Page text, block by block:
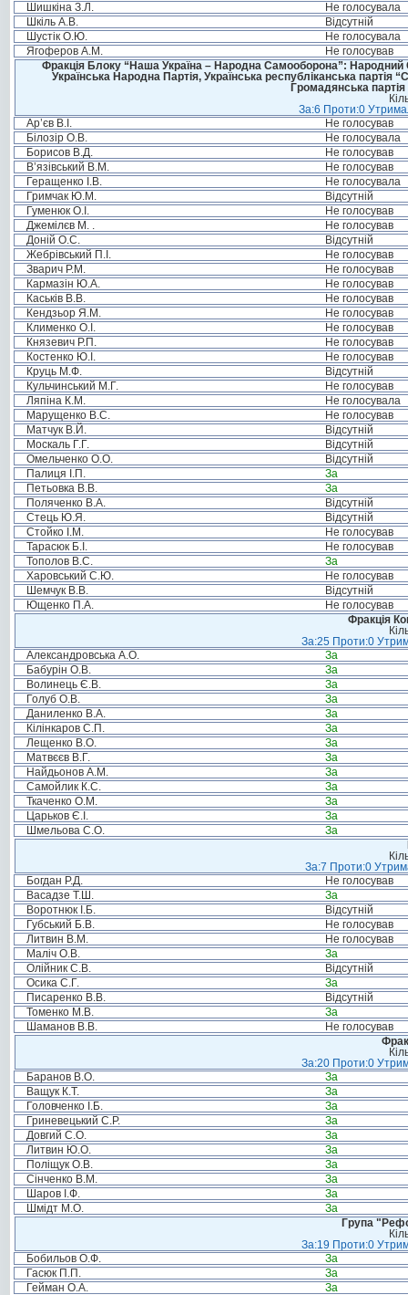
Шишкіна З.Л.
Не голосувала
Шкіль А.В.
Відсутній
Шустік О.Ю.
Не голосувала
Ягоферов А.М.
Не голосував
Фракція Блоку “Наша Україна – Народна Самооборона”: Народний
Українська Народна Партія, Українська республіканська
Громадянська
За:6 Проти:0
Ар’єв В.І.
Не голосував
Білозір О.В.
Не голосувала
Борисов В.Д.
Не голосував
В’язівський В.М.
Не голосував
Геращенко І.В.
Не голосувала
Гримчак Ю.М.
Відсутній
Гуменюк О.І.
Не голосував
Джемілєв М. .
Не голосував
Доній О.С.
Відсутній
Жебрівський П.І.
Не голосував
Зварич Р.М.
Не голосував
Кармазін Ю.А.
Не голосував
Каськів В.В.
Не голосував
Кендзьор Я.М.
Не голосував
Клименко О.І.
Не голосував
Князевич Р.П.
Не голосував
Костенко Ю.І.
Не голосував
Круць М.Ф.
Відсутній
Кульчинський М.Г.
Не голосував
Ляпіна К.М.
Не голосувала
Марущенко В.С.
Не голосував
Матчук В.Й.
Відсутній
Москаль Г.Г.
Відсутній
Омельченко О.О.
Відсутній
Палиця І.П.
За
Петьовка В.В.
За
Поляченко В.А.
Відсутній
Стець Ю.Я.
Відсутній
Стойко І.М.
Не голосував
Тарасюк Б.І.
Не голосував
Тополов В.С.
За
Харовський С.Ю.
Не голосував
Шемчук В.В.
Відсутній
Ющенко П.А.
Не голосував
Фракція
За:25 Проти:0
Александровська А.О.
За
Бабурін О.В.
За
Волинець Є.В.
За
Голуб О.В.
За
Даниленко В.А.
За
Кілінкаров С.П.
За
Лещенко В.О.
За
Матвєєв В.Г.
За
Найдьонов А.М.
За
Самойлик К.С.
За
Ткаченко О.М.
За
Царьков Є.І.
За
Шмельова С.О.
За
За:7 Проти:0
Богдан Р.Д.
Не голосував
Васадзе Т.Ш.
За
Воротнюк І.Б.
Відсутній
Губський Б.В.
Не голосував
Литвин В.М.
Не голосував
Маліч О.В.
За
Олійник С.В.
Відсутній
Осика С.Г.
За
Писаренко В.В.
Відсутній
Томенко М.В.
За
Шаманов В.В.
Не голосував
За:20 Проти:0
Баранов В.О.
За
Ващук К.Т.
За
Головченко І.Б.
За
Гриневецький С.Р.
За
Довгий С.О.
За
Литвин Ю.О.
За
Поліщук О.В.
За
Сінченко В.М.
За
Шаров І.Ф.
За
Шмідт М.О.
За
Група
За:19 Проти:0
Бобильов О.Ф.
За
Гасюк П.П.
За
Гейман О.А.
За